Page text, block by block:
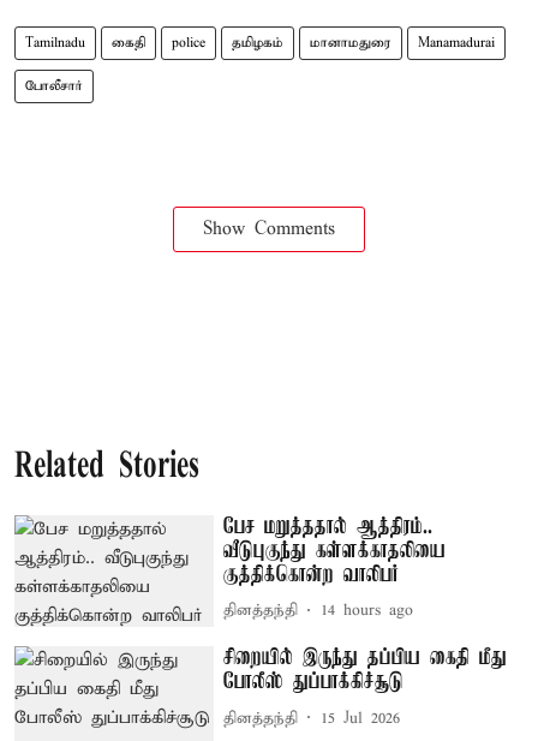
Tamilnadu கைதி police தமிழகம் மானாமதுரை Manamadurai
போலீசார்
Show Comments
Related Stories
பேச மறுத்ததால் ஆத்திரம்..
வீடுபுகுந்து கள்ளக்காதலியை
குத்திக்கொன்ற வாலிபர்
தினத்தந்தி 14 hours ago
சிறையில் இருந்து தப்பிய கைதி மீது
போலீஸ் துப்பாக்கிச்சூடு
தினத்தந்தி 15 Jul 2026